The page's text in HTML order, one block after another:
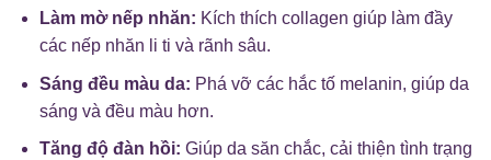
Làm mờ nếp nhăn: Kích thích collagen giúp làm đầy
các nếp nhăn li ti và rãnh sâu.
Sáng đều màu da: Phá vỡ các hắc tố melanin, giúp da
sáng và đều màu hơn.
Tăng độ đàn hồi: Giúp da săn chắc, cải thiện tình trạng